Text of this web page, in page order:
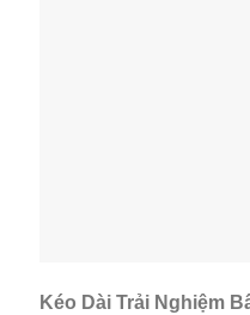
Kéo Dài Trải Nghiệm